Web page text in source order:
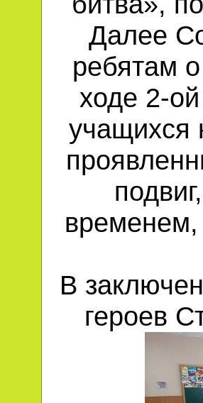
Далее
ребятам
ходе 2-
учащихся
временем,
В
героев